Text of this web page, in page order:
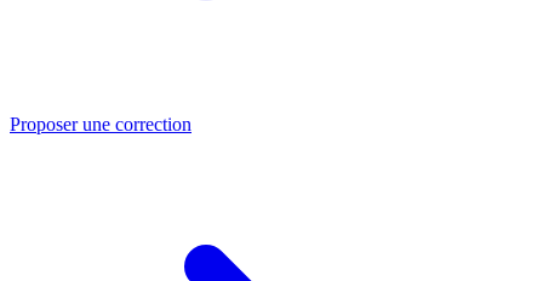
Proposer une correction